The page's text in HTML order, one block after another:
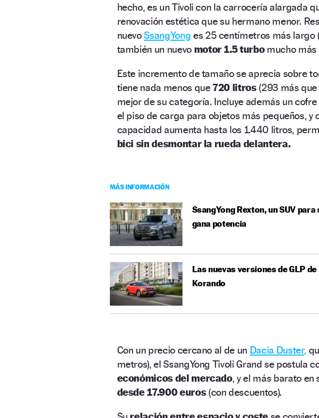
hecho, es un Tivoli con la carrocería alargada
renovación estética que su hermano menor.
nuevoSsangYong es 25 centímetros más largo
también un nuevo motor 1.5 turbomucho más
Este incremento de tamaño se aprecia sobre
tiene nada menos que720 litros(293 más que
mejor de su categoría. Incluye además un
el piso de carga para objetos más pequeños, y
capacidad aumenta hasta los 1.440 litros,
bici sin desmontar la rueda delantera.
MÁS INFORMACIÓN
SsangYong Rexton, un SUV
gana potencia
Las nuevas versiones de GLP
Korando
Con un precio cercano al de un Dacia Duster,
metros), el SsangYong Tivoli Grand se postula
económicos del mercado, y el más barato en
desde 17.900 euros(con descuentos).